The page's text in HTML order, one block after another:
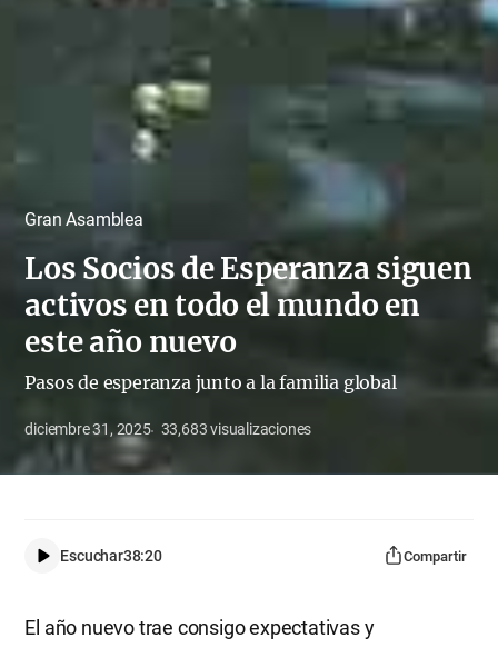
Gran Asamblea
Los Socios de Esperanza siguen
activos en todo el mundo en
este año nuevo
Pasos de esperanza junto a la familia global
diciembre 31, 2025 33,683visualizaciones
Escuchar38:20 Compartir
El año nuevo trae consigo expectativas y